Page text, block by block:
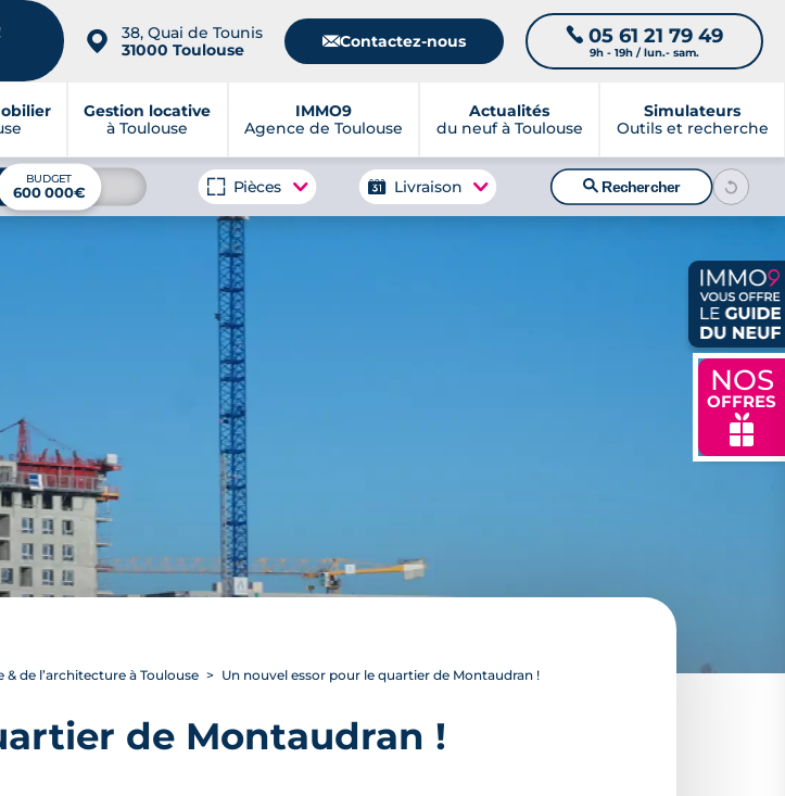
📍
38, Quai de Tounis
31000 Toulouse
📧Contactez-nous 📞 05 61 21 79 49
9h - 19h / lun.- sam.
Gestion locative
à Toulouse
IMMO9
Agence de Toulouse
Actualités
du neuf à Toulouse
Simulateurs
Outils et recherche
NOS
OFFRES
🎁
BUDGET
600 000€ Pièces Livraison 🔍Rechercher
& de l’architecture à Toulouse Un nouvel essor pour le quartier de Montaudran !
de Montaudran !